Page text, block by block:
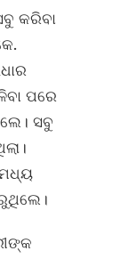
କରିବା
ପରେ
ସବୁ